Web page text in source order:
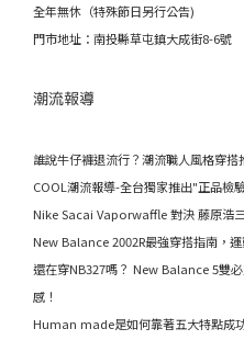
全年無休（特殊節日另行公告)
門市地址：南投縣草屯鎮大成街8-6號
潮流報導
誰說牛仔褲退流行？潮流職人風格穿搭
COOL潮流報導-全台獨家推出"正品檢
Nike Sacai Vaporwaffle 對決 藤原浩
New Balance 2002R最強穿搭指南，運
還在穿NB327嗎？ New Balance 5雙
感！
Human made是如何靠著五大特點成